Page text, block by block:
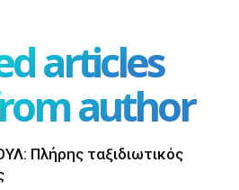
articles
author
Πλήρης ταξιδιωτικός